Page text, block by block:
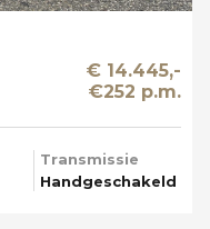
€ 14.445,-
€252 p.m.
Transmissie
Handgeschakeld